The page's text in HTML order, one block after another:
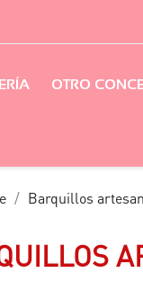
OTRO
Barquillos